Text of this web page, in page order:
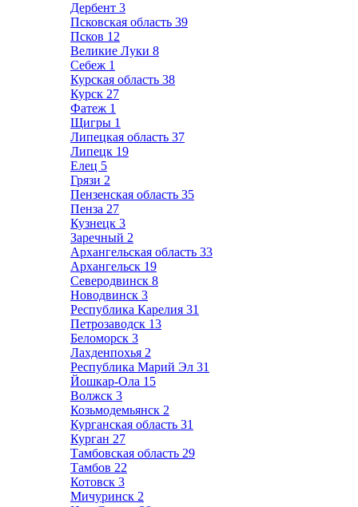
Дербент 3
Псковская область 39
Псков 12
Великие Луки 8
Себеж 1
Курская область 38
Курск 27
Фатеж 1
Щигры 1
Липецкая область 37
Липецк 19
Елец 5
Грязи 2
Пензенская область 35
Пенза 27
Кузнецк 3
Заречный 2
Архангельская область 33
Архангельск 19
Северодвинск 8
Новодвинск 3
Республика Карелия 31
Петрозаводск 13
Беломорск 3
Лахденпохья 2
Республика Марий Эл 31
Йошкар-Ола 15
Волжск 3
Козьмодемьянск 2
Курганская область 31
Курган 27
Тамбовская область 29
Тамбов 22
Котовск 3
Мичуринск 2